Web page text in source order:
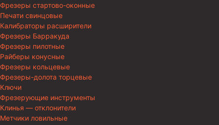
Фрезеры стартово-оконные
Печати свинцовые
Калибраторы расширители
Фрезеры Барракуда
Фрезеры пилотные
Райберы конусные
Фрезеры кольцевые
Фрезеры-долота торцевые
Ключи
Фрезерующие инструменты
Клинья — отклонители
Метчики ловильные